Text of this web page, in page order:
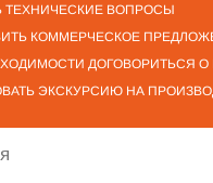
ТЕХНИЧЕСКИЕ ВОПРОСЫ
КОММЕРЧЕСКОЕ
ДОГОВОРИТЬСЯ О
ЭКСКУРСИЮ НА